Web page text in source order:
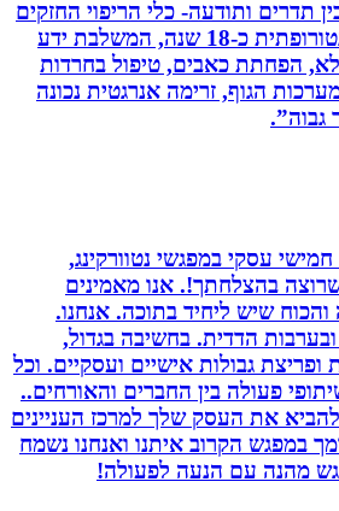
תדרים ותודעה- כלי הריפוי החזקים
ביותר בעולם!!! נטורופתית כ-18 שנה, המשלבת ידע
הפחתת כאבים, טיפול בחרדות
הגוף, זרימה אנרגטית נכונה
עסקי במפגשי נטוורקינג,
בהצלחתך!. אנו מאמינים
שיש ליחיד בתוכה. אנחנו.
הדדית. בחשיבה בגדול,
גבולות אישיים ועסקיים. וכל
פעולה בין החברים והאורחים..
את העסק שלך למרכז העניינים
במפגש הקרוב איתנו ואנחנו נשמח
מהנה עם הנעה לפעולה!